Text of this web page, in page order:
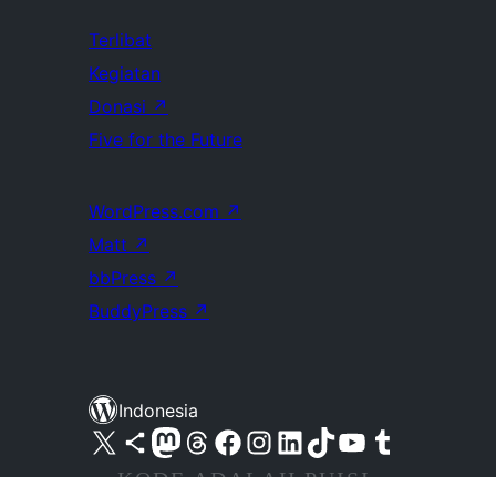
Terlibat
Kegiatan
Donasi ↗
Five for the Future
WordPress.com ↗
Matt ↗
bbPress ↗
BuddyPress ↗
Indonesia
Kunjungi akun X (sebelumnya Twitter) kamiVisit our Bluesky account
Kunjungi akun Mastodon kamiVisit our Threads account
Kunjungi halaman Facebook kamiKunjungi akun Instagram kamiKunjungi akun LinkedIn kamiVisit our TikTok account
Kunjungi channel YouTube kamiVisit our Tumblr account